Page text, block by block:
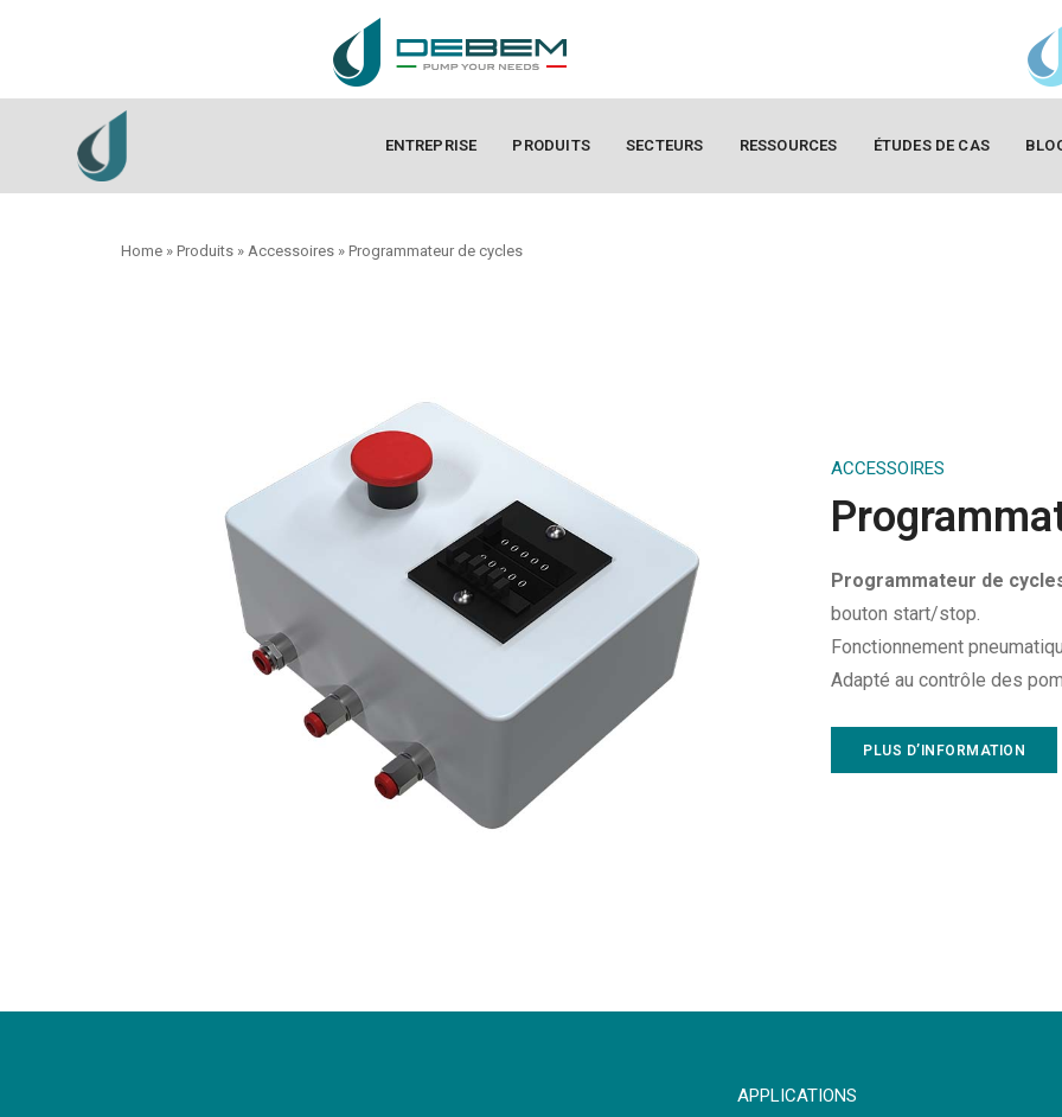
ENTREPRISE PRODUITS SECTEURS RESSOURCES ÉTUDES DE CAS
Home » Produits » Accessoires » Programmateur de cycles
ACCESSOIRES
Programmateur de
bouton start/stop.
Fonctionnement
Adapté au contrôle des
PLUS D’INFORMATION
APPLICATIONS